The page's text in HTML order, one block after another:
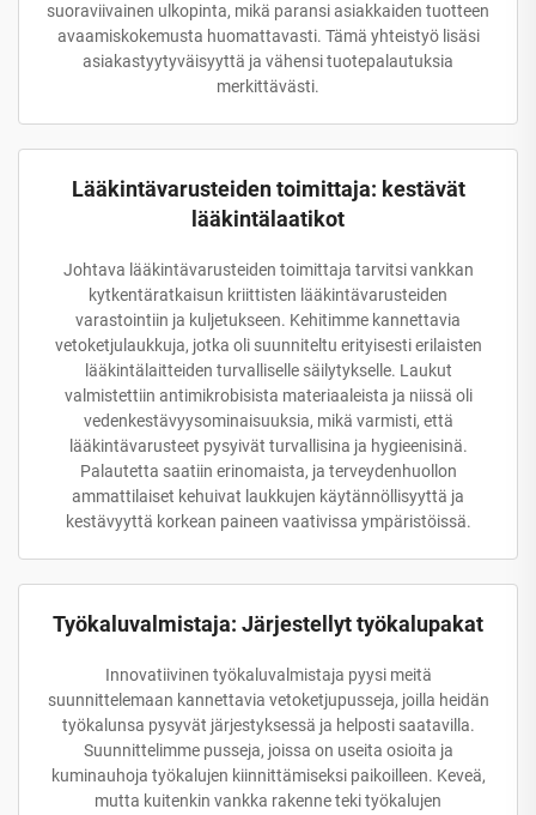
suoraviivainen ulkopinta, mikä paransi asiakkaiden tuotteen
avaamiskokemusta huomattavasti. Tämä yhteistyö lisäsi
asiakastyytyväisyyttä ja vähensi tuotepalautuksia
merkittävästi.
Lääkintävarusteiden toimittaja: kestävät
lääkintälaatikot
Johtava lääkintävarusteiden toimittaja tarvitsi vankkan
kytkentäratkaisun kriittisten lääkintävarusteiden
varastointiin ja kuljetukseen. Kehitimme kannettavia
vetoketjulaukkuja, jotka oli suunniteltu erityisesti erilaisten
lääkintälaitteiden turvalliselle säilytykselle. Laukut
valmistettiin antimikrobisista materiaaleista ja niissä oli
vedenkestävyysominaisuuksia, mikä varmisti, että
lääkintävarusteet pysyivät turvallisina ja hygieenisinä.
Palautetta saatiin erinomaista, ja terveydenhuollon
ammattilaiset kehuivat laukkujen käytännöllisyyttä ja
kestävyyttä korkean paineen vaativissa ympäristöissä.
Työkaluvalmistaja: Järjestellyt työkalupakat
Innovatiivinen työkaluvalmistaja pyysi meitä
suunnittelemaan kannettavia vetoketjupusseja, joilla heidän
työkalunsa pysyvät järjestyksessä ja helposti saatavilla.
Suunnittelimme pusseja, joissa on useita osioita ja
kuminauhoja työkalujen kiinnittämiseksi paikoilleen. Keveä,
mutta kuitenkin vankka rakenne teki työkalujen